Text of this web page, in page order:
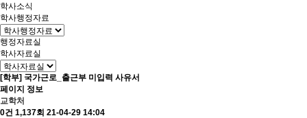
학사소식
학사행정자료
행정자료실
학사자료실
[학부] 국가근로_출근부 미입력 사유서
페이지 정보
교학처
0건 1,137회 21-04-29 14:04